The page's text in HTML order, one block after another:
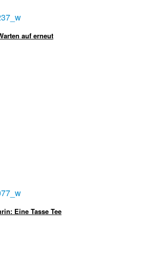
auf erneut
Eine Tasse Tee